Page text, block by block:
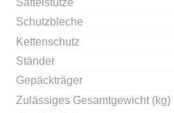
Schutzbleche
Kettenschutz
Ständer
Gepäckträger
Zulässiges Gesamtgewicht (kg)